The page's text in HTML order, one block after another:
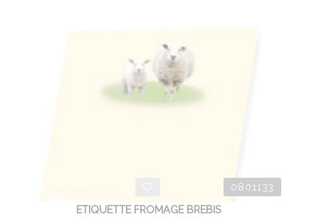
0801133
ETIQUETTE FROMAGE BREBIS